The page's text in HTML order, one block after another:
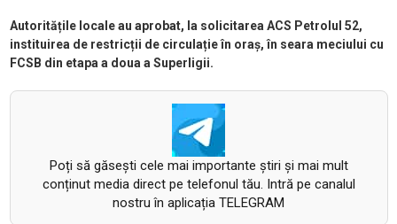
Autoritățile locale au aprobat, la solicitarea ACS Petrolul 52,
instituirea de restricții de circulație în oraș, în seara meciului cu
FCSB din etapa a doua a Superligii.
Poți să găsești cele mai importante știri și mai mult
conținut media direct pe telefonul tău. Intră pe canalul
nostru în aplicația TELEGRAM